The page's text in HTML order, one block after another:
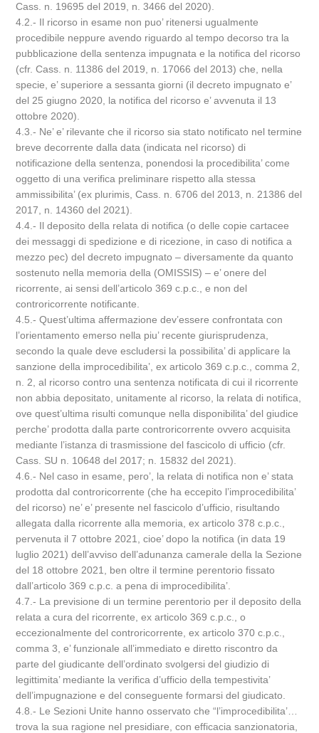
Cass. n. 19695 del 2019, n. 3466 del 2020).
4.2.- Il ricorso in esame non puo’ ritenersi ugualmente
procedibile neppure avendo riguardo al tempo decorso tra la
pubblicazione della sentenza impugnata e la notifica del ricorso
(cfr. Cass. n. 11386 del 2019, n. 17066 del 2013) che, nella
specie, e’ superiore a sessanta giorni (il decreto impugnato e’
del 25 giugno 2020, la notifica del ricorso e’ avvenuta il 13
ottobre 2020).
4.3.- Ne’ e’ rilevante che il ricorso sia stato notificato nel termine
breve decorrente dalla data (indicata nel ricorso) di
notificazione della sentenza, ponendosi la procedibilita’ come
oggetto di una verifica preliminare rispetto alla stessa
ammissibilita’ (ex plurimis, Cass. n. 6706 del 2013, n. 21386 del
2017, n. 14360 del 2021).
4.4.- Il deposito della relata di notifica (o delle copie cartacee
dei messaggi di spedizione e di ricezione, in caso di notifica a
mezzo pec) del decreto impugnato – diversamente da quanto
sostenuto nella memoria della (OMISSIS) – e’ onere del
ricorrente, ai sensi dell’articolo 369 c.p.c., e non del
controricorrente notificante.
4.5.- Quest’ultima affermazione dev’essere confrontata con
l’orientamento emerso nella piu’ recente giurisprudenza,
secondo la quale deve escludersi la possibilita’ di applicare la
sanzione della improcedibilita’, ex articolo 369 c.p.c., comma 2,
n. 2, al ricorso contro una sentenza notificata di cui il ricorrente
non abbia depositato, unitamente al ricorso, la relata di notifica,
ove quest’ultima risulti comunque nella disponibilita’ del giudice
perche’ prodotta dalla parte controricorrente ovvero acquisita
mediante l’istanza di trasmissione del fascicolo di ufficio (cfr.
Cass. SU n. 10648 del 2017; n. 15832 del 2021).
4.6.- Nel caso in esame, pero’, la relata di notifica non e’ stata
prodotta dal controricorrente (che ha eccepito l’improcedibilita’
del ricorso) ne’ e’ presente nel fascicolo d’ufficio, risultando
allegata dalla ricorrente alla memoria, ex articolo 378 c.p.c.,
pervenuta il 7 ottobre 2021, cioe’ dopo la notifica (in data 19
luglio 2021) dell’avviso dell’adunanza camerale della la Sezione
del 18 ottobre 2021, ben oltre il termine perentorio fissato
dall’articolo 369 c.p.c. a pena di improcedibilita’.
4.7.- La previsione di un termine perentorio per il deposito della
relata a cura del ricorrente, ex articolo 369 c.p.c., o
eccezionalmente del controricorrente, ex articolo 370 c.p.c.,
comma 3, e’ funzionale all’immediato e diretto riscontro da
parte del giudicante dell’ordinato svolgersi del giudizio di
legittimita’ mediante la verifica d’ufficio della tempestivita’
dell’impugnazione e del conseguente formarsi del giudicato.
4.8.- Le Sezioni Unite hanno osservato che “l’improcedibilita’…
trova la sua ragione nel presidiare, con efficacia sanzionatoria,